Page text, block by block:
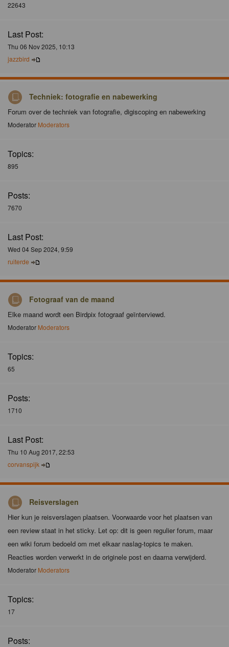
22643
Last Post:
Thu 06 Nov 2025, 10:13
jazzbird
Techniek: fotografie en nabewerking
Forum over de techniek van fotografie, digiscoping en nabewerking
Moderator Moderators
Topics:
895
Posts:
7670
Last Post:
Wed 04 Sep 2024, 9:59
ruiterde
Fotograaf van de maand
Elke maand wordt een Birdpix fotograaf geïnterviewd.
Moderator Moderators
Topics:
65
Posts:
1710
Last Post:
Thu 10 Aug 2017, 22:53
corvanspijk
Reisverslagen
Hier kun je reisverslagen plaatsen. Voorwaarde voor het plaatsen van
een review staat in het sticky. Let op: dit is geen regulier forum, maar
een wiki forum bedoeld om met elkaar naslag-topics te maken.
Reacties worden verwerkt in de originele post en daarna verwijderd.
Moderator Moderators
Topics:
17
Posts: